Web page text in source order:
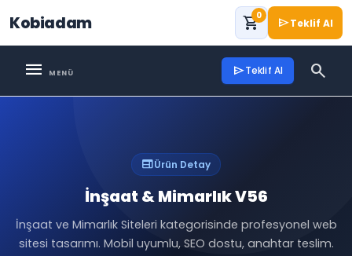
Kobiadam shopping_cart0 sendTeklif Al
menu sendTeklif Al search
webÜrün Detay
İnşaat & Mimarlık V56
İnşaat ve Mimarlık Siteleri kategorisinde profesyonel web
sitesi tasarımı. Mobil uyumlu, SEO dostu, anahtar teslim.